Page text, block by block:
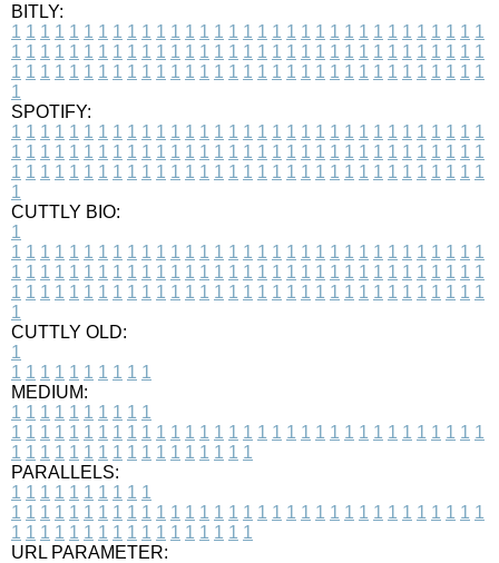
BITLY:
1 1 1 1 1 1 1 1 1 1 1 1 1 1 1 1 1 1 1 1 1 1 1 1 1 1 1 1 1 1 1 1 1
1 1 1 1 1 1 1 1 1 1 1 1 1 1 1 1 1 1 1 1 1 1 1 1 1 1 1 1 1 1 1 1 1
1 1 1 1 1 1 1 1 1 1 1 1 1 1 1 1 1 1 1 1 1 1 1 1 1 1 1 1 1 1 1 1 1
1
SPOTIFY:
1 1 1 1 1 1 1 1 1 1 1 1 1 1 1 1 1 1 1 1 1 1 1 1 1 1 1 1 1 1 1 1 1
1 1 1 1 1 1 1 1 1 1 1 1 1 1 1 1 1 1 1 1 1 1 1 1 1 1 1 1 1 1 1 1 1
1 1 1 1 1 1 1 1 1 1 1 1 1 1 1 1 1 1 1 1 1 1 1 1 1 1 1 1 1 1 1 1 1
1
CUTTLY BIO:
1
1 1 1 1 1 1 1 1 1 1 1 1 1 1 1 1 1 1 1 1 1 1 1 1 1 1 1 1 1 1 1 1 1
1 1 1 1 1 1 1 1 1 1 1 1 1 1 1 1 1 1 1 1 1 1 1 1 1 1 1 1 1 1 1 1 1
1 1 1 1 1 1 1 1 1 1 1 1 1 1 1 1 1 1 1 1 1 1 1 1 1 1 1 1 1 1 1 1 1
1
CUTTLY OLD:
1
1 1 1 1 1 1 1 1 1 1
MEDIUM:
1 1 1 1 1 1 1 1 1 1
1 1 1 1 1 1 1 1 1 1 1 1 1 1 1 1 1 1 1 1 1 1 1 1 1 1 1 1 1 1 1 1 1
1 1 1 1 1 1 1 1 1 1 1 1 1 1 1 1 1
PARALLELS:
1 1 1 1 1 1 1 1 1 1
1 1 1 1 1 1 1 1 1 1 1 1 1 1 1 1 1 1 1 1 1 1 1 1 1 1 1 1 1 1 1 1 1
1 1 1 1 1 1 1 1 1 1 1 1 1 1 1 1 1
URL PARAMETER: